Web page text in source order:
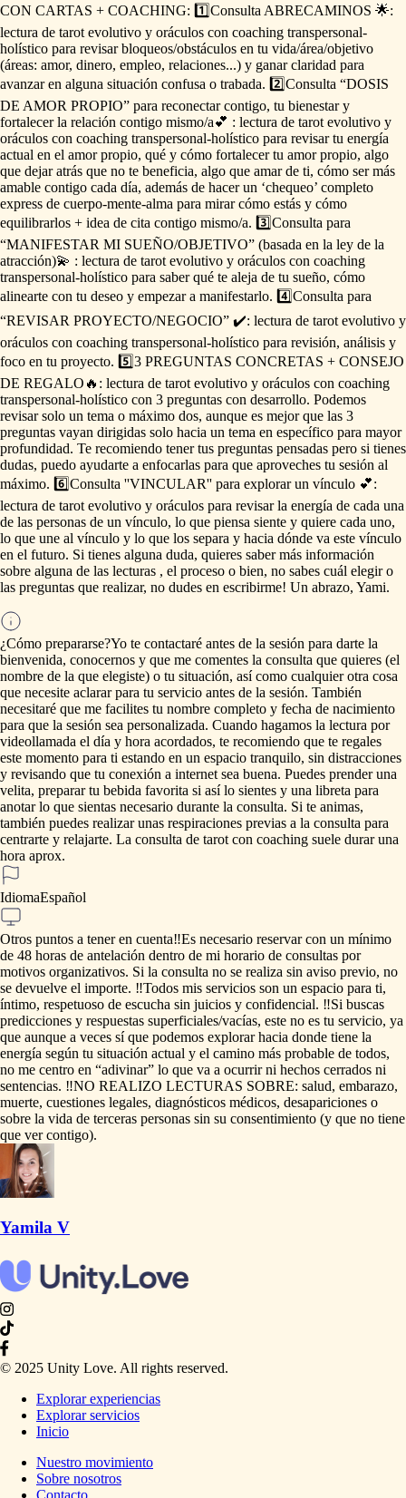
CON CARTAS + COACHING: 1️⃣Consulta ABRECAMINOS 🌟:
lectura de tarot evolutivo y oráculos con coaching transpersonal-
holístico para revisar bloqueos​/​obstáculos en tu vida​/​área​/​objetivo
(áreas: amor, dinero, empleo, relaciones...) y ganar claridad para
avanzar en alguna situación confusa o trabada. 2️⃣Consulta “DOSIS
DE AMOR PROPIO” para reconectar contigo, tu bienestar y
fortalecer la relación contigo mismo​/​a💕 : lectura de tarot evolutivo y
oráculos con coaching transpersonal-holístico para revisar tu energía
actual en el amor propio, qué y cómo fortalecer tu amor propio, algo
que dejar atrás que no te beneficia, algo que amar de ti, cómo ser más
amable contigo cada día, además de hacer un ‘chequeo’ completo
express de cuerpo-mente-alma para mirar cómo estás y cómo
equilibrarlos + idea de cita contigo mismo​/​a. 3️⃣Consulta para
“MANIFESTAR MI SUEÑO​/​OBJETIVO” (basada en la ley de la
atracción)💫 : lectura de tarot evolutivo y oráculos con coaching
transpersonal-holístico para saber qué te aleja de tu sueño, cómo
alinearte con tu deseo y empezar a manifestarlo. 4️⃣Consulta para
“REVISAR PROYECTO​/​NEGOCIO” ✔️: lectura de tarot evolutivo y
oráculos con coaching transpersonal-holístico para revisión, análisis y
foco en tu proyecto. 5️⃣3 PREGUNTAS CONCRETAS + CONSEJO
DE REGALO🔥: lectura de tarot evolutivo y oráculos con coaching
transpersonal-holístico con 3 preguntas con desarrollo. Podemos
revisar solo un tema o máximo dos, aunque es mejor que las 3
preguntas vayan dirigidas solo hacia un tema en específico para mayor
profundidad. Te recomiendo tener tus preguntas pensadas pero si tienes
dudas, puedo ayudarte a enfocarlas para que aproveches tu sesión al
máximo. 6️⃣Consulta ''VINCULAR'' para explorar un vínculo 💕:
lectura de tarot evolutivo y oráculos para revisar la energía de cada una
de las personas de un vínculo, lo que piensa siente y quiere cada uno,
lo que une al vínculo y lo que los separa y hacia dónde va este vínculo
en el futuro. Si tienes alguna duda, quieres saber más información
sobre alguna de las lecturas , el proceso o bien, no sabes cuál elegir o
las preguntas que realizar, no dudes en escribirme! Un abrazo, Yami.
¿Cómo prepararse?Yo te contactaré antes de la sesión para darte la
bienvenida, conocernos y que me comentes la consulta que quieres (el
nombre de la que elegiste) o tu situación, así como cualquier otra cosa
que necesite aclarar para tu servicio antes de la sesión. También
necesitaré que me facilites tu nombre completo y fecha de nacimiento
para que la sesión sea personalizada. Cuando hagamos la lectura por
videollamada el día y hora acordados, te recomiendo que te regales
este momento para ti estando en un espacio tranquilo, sin distracciones
y revisando que tu conexión a internet sea buena. Puedes prender una
velita, preparar tu bebida favorita si así lo sientes y una libreta para
anotar lo que sientas necesario durante la consulta. Si te animas,
también puedes realizar unas respiraciones previas a la consulta para
centrarte y relajarte. La consulta de tarot con coaching suele durar una
hora aprox.
IdiomaEspañol
Otros puntos a tener en cuenta‼️Es necesario reservar con un mínimo
de 48 horas de antelación dentro de mi horario de consultas por
motivos organizativos. Si la consulta no se realiza sin aviso previo, no
se devuelve el importe. ‼️Todos mis servicios son un espacio para ti,
íntimo, respetuoso de escucha sin juicios y confidencial. ‼️Si buscas
predicciones y respuestas superficiales​/​vacías, este no es tu servicio, ya
que aunque a veces sí que podemos explorar hacia donde tiene la
energía según tu situación actual y el camino más probable de todos,
no me centro en “adivinar” lo que va a ocurrir ni hechos cerrados ni
sentencias. ‼️NO REALIZO LECTURAS SOBRE: salud, embarazo,
muerte, cuestiones legales, diagnósticos médicos, desapariciones o
sobre la vida de terceras personas sin su consentimiento (y que no tiene
que ver contigo).
Yamila V
© 2025 Unity Love. All rights reserved.
Explorar experiencias
Explorar servicios
Inicio
Nuestro movimiento
Sobre nosotros
Contacto